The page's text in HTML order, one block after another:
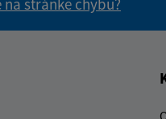
na stránke chybu?